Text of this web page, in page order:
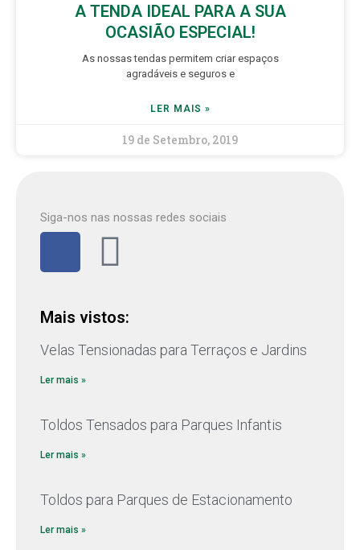
A TENDA IDEAL PARA A SUA
OCASIÃO ESPECIAL!
As nossas tendas permitem criar espaços
agradáveis e seguros e
LER MAIS »
19 de Setembro, 2019
Siga-nos nas nossas redes sociais
Mais vistos:
Velas Tensionadas para Terraços e Jardins
Ler mais »
Toldos Tensados para Parques Infantis
Ler mais »
Toldos para Parques de Estacionamento
Ler mais »